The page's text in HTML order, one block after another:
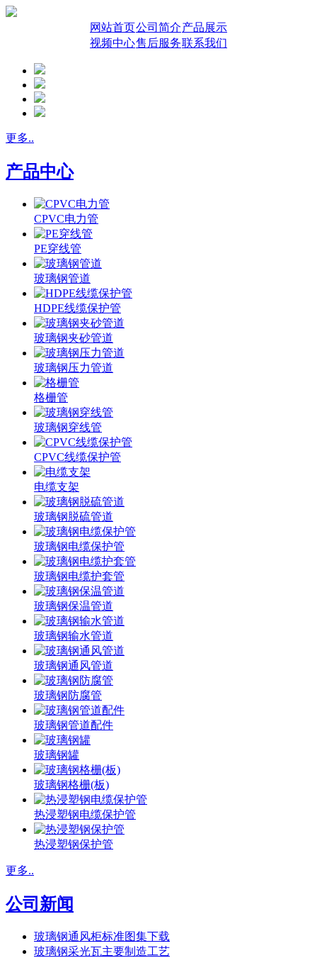
网站首页公司简介产品展示
视频中心售后服务联系我们
更多..
产品中心
CPVC电力管
PE穿线管
玻璃钢管道
HDPE线缆保护管
玻璃钢夹砂管道
玻璃钢压力管道
格栅管
玻璃钢穿线管
CPVC线缆保护管
电缆支架
玻璃钢脱硫管道
玻璃钢电缆保护管
玻璃钢电缆护套管
玻璃钢保温管道
玻璃钢输水管道
玻璃钢通风管道
玻璃钢防腐管
玻璃钢管道配件
玻璃钢罐
玻璃钢格栅(板)
热浸塑钢电缆保护管
热浸塑钢保护管
更多..
公司新闻
玻璃钢通风柜标准图集下载
玻璃钢采光瓦主要制造工艺